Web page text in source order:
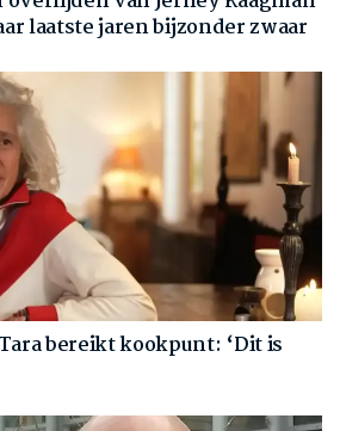
laatste jaren bijzonder zwaar
bereikt kookpunt: ‘Dit is